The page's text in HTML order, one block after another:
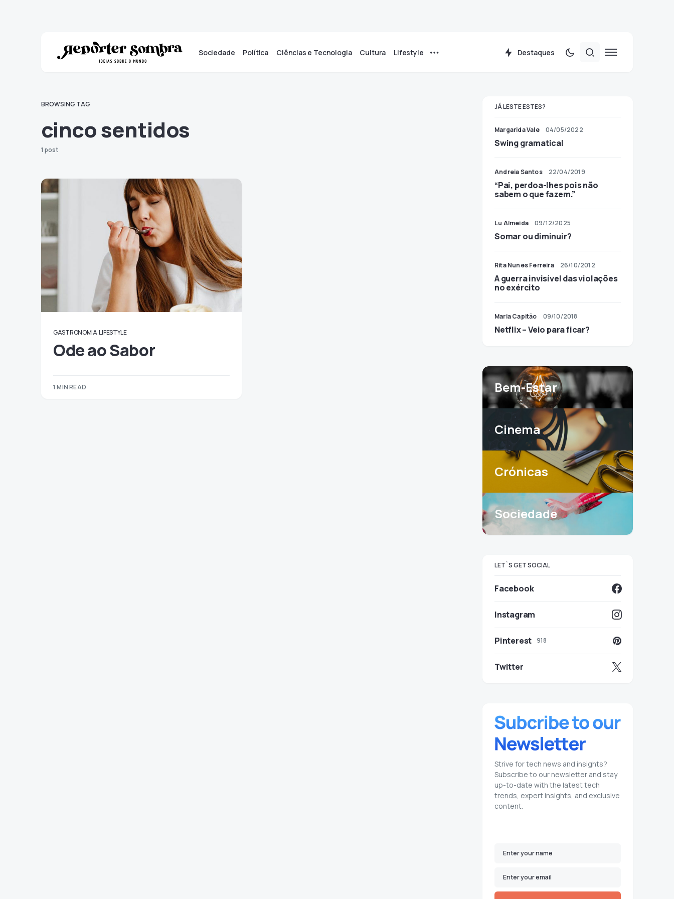
Sociedade Política Ciências e Tecnologia Cultura Lifestyle Destaques
BROWSING TAG
cinco sentidos
1 post
GASTRONOMIA LIFESTYLE
Ode ao Sabor
1 MIN READ
JÁ LESTE ESTES?
Margarida Vale 04/05/2022
Swing gramatical
Andreia Santos 22/04/2019
“Pai, perdoa-lhes pois não
sabem o que fazem.”
Lu Almeida 09/12/2025
Somar ou diminuir?
Rita Nunes Ferreira 26/10/2012
A guerra invisível das violações
no exército
Maria Capitão 09/10/2018
Netflix – Veio para ficar?
Bem-Estar
Cinema
Crónicas
Sociedade
LET`S GET SOCIAL
Facebook
Instagram
Pinterest 918
Twitter
Strive for tech news and insights?
Subscribe to our newsletter and stay
up-to-date with the latest tech
trends, expert insights, and exclusive
content.